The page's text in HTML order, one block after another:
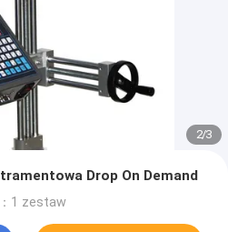
2/3
Drop On Demand
1 zestaw